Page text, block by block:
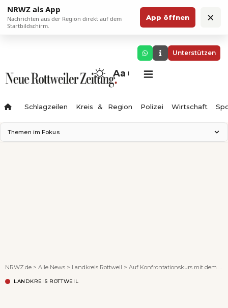
NRWZ als App
Nachrichten aus der Region direkt auf dem
Startbildschirm.
App öffnen ×
Unterstützen
Aa
Schlagzeilen Kreis & Region Polizei Wirtschaft
Themen im Fokus
NRWZ.de > Alle News > Landkreis Rottweil > Auf Konfrontationskurs mit dem Landratsamt und dem Entsorger
LANDKREIS ROTTWEIL